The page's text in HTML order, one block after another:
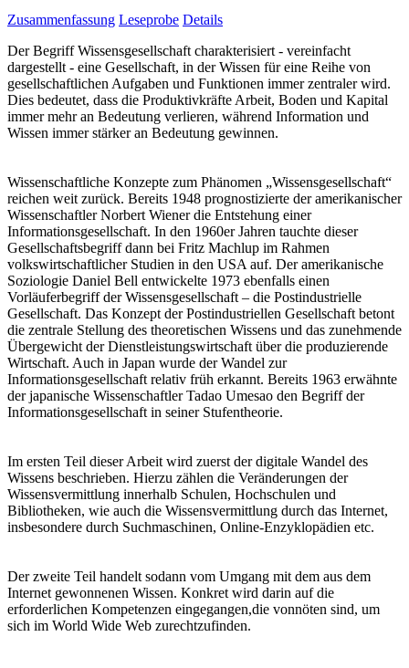
Zusammenfassung Leseprobe Details
Der Begriff Wissensgesellschaft charakterisiert - vereinfacht
dargestellt - eine Gesellschaft, in der Wissen für eine Reihe von
gesellschaftlichen Aufgaben und Funktionen immer zentraler wird.
Dies bedeutet, dass die Produktivkräfte Arbeit, Boden und Kapital
immer mehr an Bedeutung verlieren, während Information und
Wissen immer stärker an Bedeutung gewinnen.
Wissenschaftliche Konzepte zum Phänomen „Wissensgesellschaft“
reichen weit zurück. Bereits 1948 prognostizierte der amerikanischer
Wissenschaftler Norbert Wiener die Entstehung einer
Informationsgesellschaft. In den 1960er Jahren tauchte dieser
Gesellschaftsbegriff dann bei Fritz Machlup im Rahmen
volkswirtschaftlicher Studien in den USA auf. Der amerikanische
Soziologie Daniel Bell entwickelte 1973 ebenfalls einen
Vorläuferbegriff der Wissensgesellschaft – die Postindustrielle
Gesellschaft. Das Konzept der Postindustriellen Gesellschaft betont
die zentrale Stellung des theoretischen Wissens und das zunehmende
Übergewicht der Dienstleistungswirtschaft über die produzierende
Wirtschaft. Auch in Japan wurde der Wandel zur
Informationsgesellschaft relativ früh erkannt. Bereits 1963 erwähnte
der japanische Wissenschaftler Tadao Umesao den Begriff der
Informationsgesellschaft in seiner Stufentheorie.
Im ersten Teil dieser Arbeit wird zuerst der digitale Wandel des
Wissens beschrieben. Hierzu zählen die Veränderungen der
Wissensvermittlung innerhalb Schulen, Hochschulen und
Bibliotheken, wie auch die Wissensvermittlung durch das Internet,
insbesondere durch Suchmaschinen, Online-Enzyklopädien etc.
Der zweite Teil handelt sodann vom Umgang mit dem aus dem
Internet gewonnenen Wissen. Konkret wird darin auf die
erforderlichen Kompetenzen eingegangen,die vonnöten sind, um
sich im World Wide Web zurechtzufinden.